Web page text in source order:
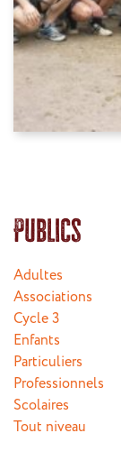
Publics
Adultes
Associations
Cycle 3
Enfants
Particuliers
Professionnels
Scolaires
Tout niveau